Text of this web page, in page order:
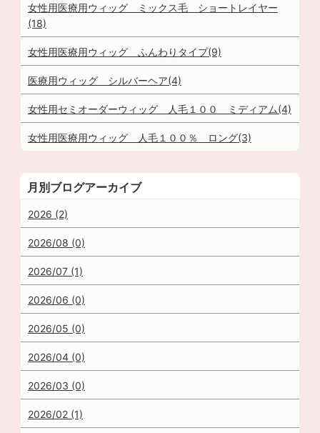
女性用医療用ウィッグ ミックス毛 ショートレイヤー
(18)
女性用医療用ウィッグ ふんわりタイプ(9)
医療用ウィッグ シルバーヘア(4)
女性用セミオーダーウィッグ 人毛１００ ミディアム(4)
女性用医療用ウィッグ 人毛１００％ ロング(3)
月別ブログアーカイブ
2026 (2)
2026/08 (0)
2026/07 (1)
2026/06 (0)
2026/05 (0)
2026/04 (0)
2026/03 (0)
2026/02 (1)